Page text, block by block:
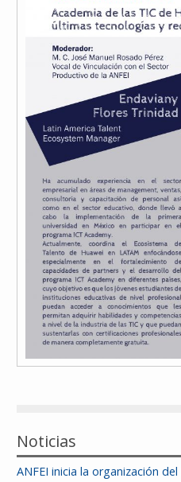
Noticias
ANFEI inicia la organización